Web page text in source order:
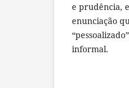
e prudência,
enunciação
informal.